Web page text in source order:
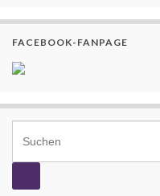
FACEBOOK-FANPAGE